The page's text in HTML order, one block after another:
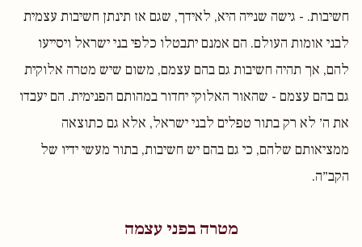
חשיבות. - גישה שנייה היא, לאידך, שגם אז תינתן חשיבות עצמית
לבני אומות העולם. הם אמנם יתבטלו כלפי בני ישראל ויסייעו
להם, אך תהיה חשיבות גם בהם עצמם, משום שיש מטרה אלוקית
גם בהם עצמם - שהאור האלוקי יחדור במהותם הפנימית. הם יעבדו
את ה׳ לא רק בתור טפלים לבני ישראל, אלא גם כתוצאה
ממציאותם שלהם, כי גם בהם יש חשיבות, בתור מעשי ידיו של
הקב״ה.
מטרה בפני עצמה